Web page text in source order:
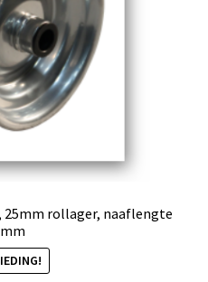
25mm rollager, naaflengte